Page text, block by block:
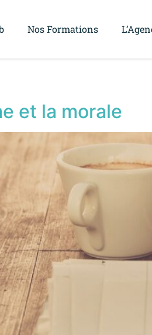
Nos Formations
et la morale